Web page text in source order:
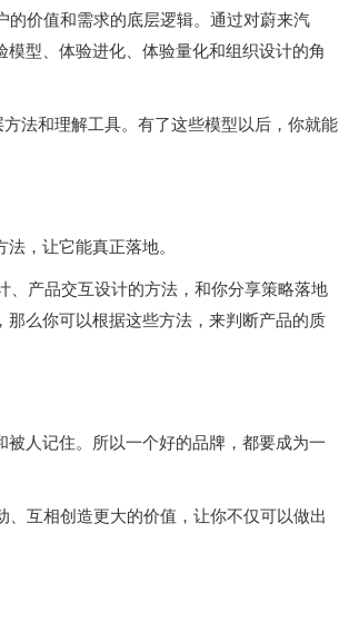
价值和需求的底层逻辑。通过对蔚来汽
型、体验进化、体验量化和组织设计的角
法和理解工具。有了这些模型以后，你就能
，让它能真正落地。
、产品交互设计的方法，和你分享策略落地
么你可以根据这些方法，来判断产品的质
人记住。所以一个好的品牌，都要成为一
、互相创造更大的价值，让你不仅可以做出